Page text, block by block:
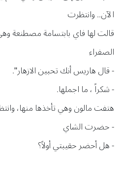
الآن.. وانتظرت
قالت لها فاي بابتسامة مصطنعة وهي
الصفراء
- قال هاريس أنك تحبين الازهار".
- شكراً ، ما اجملها.
هتفت مالون وهي تأخذها منها،
- حضرت الشاي
- هل أحضر حقيبتي أولاً؟